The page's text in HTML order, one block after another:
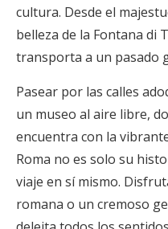
cultura. Desde el
belleza de la Fontana di
transporta a un pasado
Pasear por las calles
un museo al aire libre,
encuentra con la
Roma no es solo su
viaje en sí mismo.
romana o un cremoso